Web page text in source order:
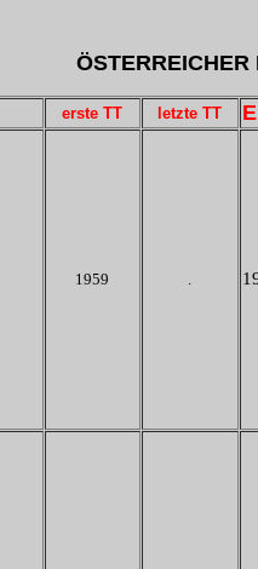
ÖSTERREICHER
erste TT letzte TT
1959 .